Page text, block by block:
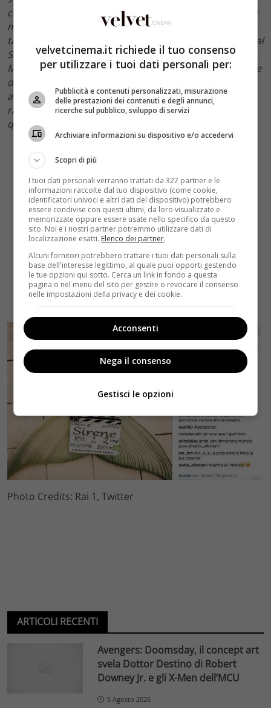
contento che con Sirene venga fuori un’immagine della
mia città che dia conto della sua complessità. Napoli è
tante città diverse: le Sirene scoprono l’opera entrano al
San Carlo, si avvicinano all’arte del Seicento visitando il
Museo di Capodimonte, abbiamo raccontato le bellezze
di questa città e di questa Regione. Penso che città
articolate come Napoli debbano avere tante forme di
racconto e sono contento di aver partecipato con
questa nuova serie”
Photo Credits: Rai 1, Twitter
ARTICOLI RECENTI
Avengers: Doomsday, il concept art
svela Dottor Destino di Robert
Downey Jr. e gli X-Men dell’MCU
5 Agosto 2026
velvetcinema.it richiede il tuo consenso
per utilizzare i tuoi dati personali per:
Pubblicità e contenuti personalizzati, misurazione
delle prestazioni dei contenuti e degli annunci,
ricerche sul pubblico, sviluppo di servizi
Archiviare informazioni su dispositivo e/o accedervi
Scopri di più
I tuoi dati personali verranno trattati da 327 partner e le
informazioni raccolte dal tuo dispositivo (come cookie,
identificatori univoci e altri dati del dispositivo) potrebbero
essere condivise con questi ultimi, da loro visualizzate e
memorizzate oppure essere usate nello specifico da questo
sito. Noi e i nostri partner potremmo utilizzare dati di
localizzazione esatti. Elenco dei partner.
Alcuni fornitori potrebbero trattare i tuoi dati personali sulla
base dell'interesse legittimo, al quale puoi opporti gestendo
le tue opzioni qui sotto. Cerca un link in fondo a questa
pagina o nel menu del sito per gestire o revocare il consenso
nelle impostazioni della privacy e dei cookie.
Acconsenti
Nega il consenso
Gestisci le opzioni